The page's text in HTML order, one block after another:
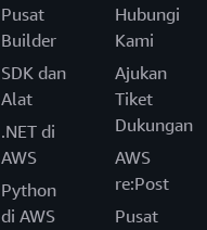
Pusat
Builder
SDK dan
Alat
.NET di
AWS
Python
di AWS
Hubungi
Kami
Ajukan
Tiket
Dukungan
AWS
re:Post
Pusat